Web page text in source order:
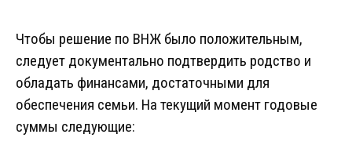
Чтобы решение по ВНЖ было положительным,
следует документально подтвердить родство и
обладать финансами, достаточными для
обеспечения семьи. На текущий момент годовые
суммы следующие: